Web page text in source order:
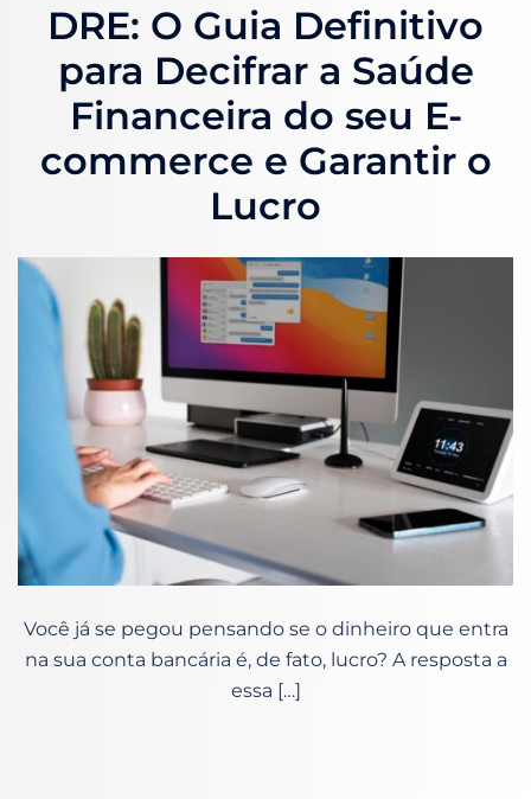
DRE: O Guia Definitivo
para Decifrar a Saúde
Financeira do seu E-
commerce e Garantir o
Lucro
Você já se pegou pensando se o dinheiro que entra
na sua conta bancária é, de fato, lucro? A resposta a
essa […]